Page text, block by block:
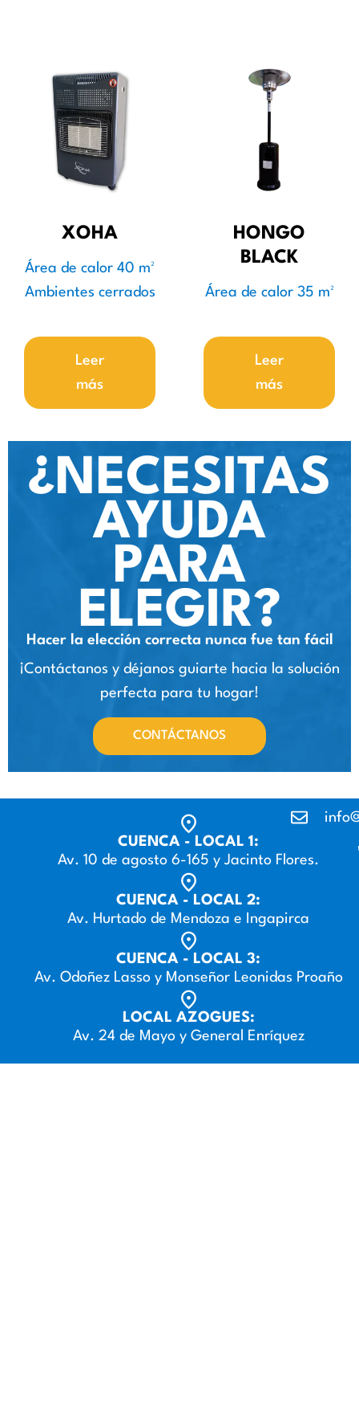
XOHA
Área de calor 40 m²
Ambientes cerrados
Leer
más
HONGO
BLACK
Área de calor 35 m²
Leer
más
¿NECESITAS
AYUDA
PARA
ELEGIR?
Hacer la elección correcta nunca fue tan fácil
¡Contáctanos y déjanos guiarte hacia la solución
perfecta para tu hogar!
CONTÁCTANOS
CUENCA - LOCAL 1:
Av. 10 de agosto 6-165 y Jacinto Flores.
CUENCA - LOCAL 2:
Av. Hurtado de Mendoza e Ingapirca
CUENCA - LOCAL 3:
Av. Odoñez Lasso y Monseñor Leonidas Proaño
LOCAL AZOGUES:
Av. 24 de Mayo y General Enríquez